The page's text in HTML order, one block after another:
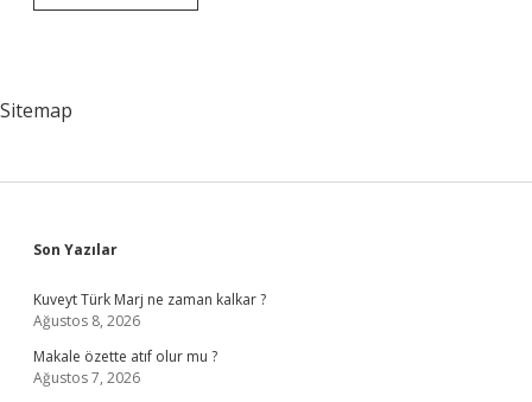
Krizi
Sitemap
Sidebar
Son Yazılar
Kuveyt Türk Marj ne zaman kalkar ?
Ağustos 8, 2026
Makale özette atıf olur mu ?
Ağustos 7, 2026